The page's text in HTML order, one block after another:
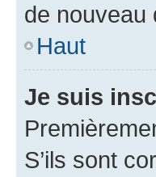
de nouveau
Haut
Je suis
S’ils sont